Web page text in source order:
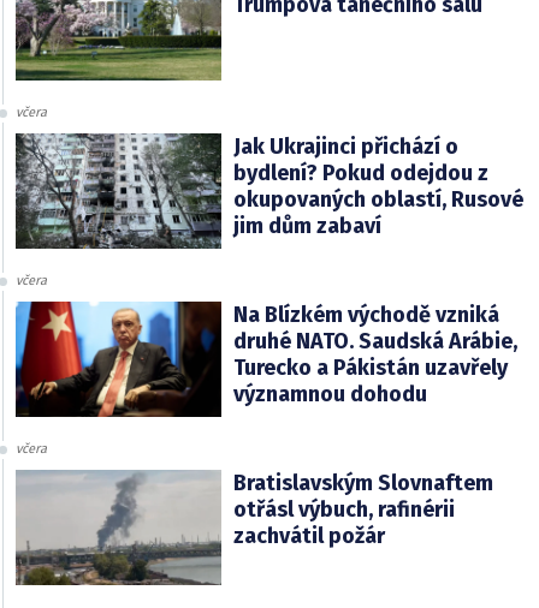
včera
Jak Ukrajinci přichází o
bydlení? Pokud odejdou z
okupovaných oblastí, Rusové
jim dům zabaví
včera
Na Blízkém východě vzniká
druhé NATO. Saudská Arábie,
Turecko a Pákistán uzavřely
významnou dohodu
včera
Bratislavským Slovnaftem
otřásl výbuch, rafinérii
zachvátil požár